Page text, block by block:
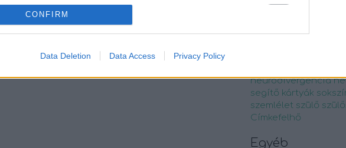
allow my user data to be sent to Google for online advertising
allow Google to enable storage related to functionality of the website
CONFIRM
Data Deletion Data Access Privacy Policy
Dr. Czirmai Ildikó
Dr.
egyperces elfogadás
neurodivergencia
segítő kártyák
szemlélet szülő
Címkefelhő
Egyéb